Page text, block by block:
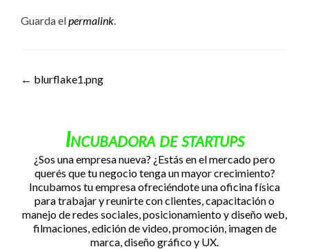
Guarda elpermalink.
Navegación de entradas
← blurflake1.png
Incubadora de startups
¿Sos una empresa nueva? ¿Estás en el mercado pero
querés que tu negocio tenga un mayor crecimiento?
Incubamos tu empresa ofreciéndote una oficina física
para trabajar y reunirte con clientes, capacitación o
manejo de redes sociales, posicionamiento y diseño web,
filmaciones, edición de video, promoción, imagen de
marca, diseño gráfico y UX.